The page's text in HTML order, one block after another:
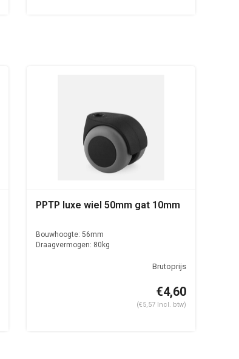
PPTP luxe wiel 50mm gat 10mm
Bouwhoogte: 56mm
Draagvermogen: 80kg
€4,60
(€5,57 Incl. btw)